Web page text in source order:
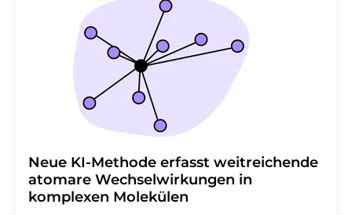
Neue KI-Methode erfasst weitreichende
atomare Wechselwirkungen in
komplexen Molekülen